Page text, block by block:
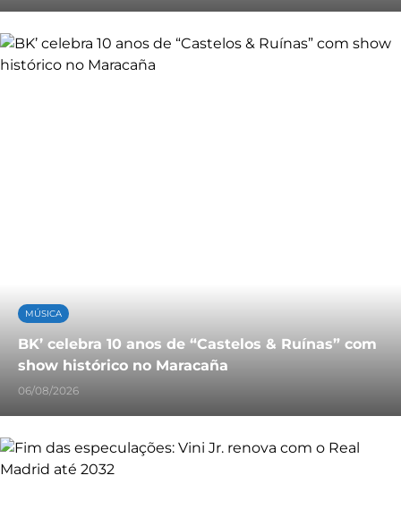
MÚSICA
BK’ celebra 10 anos de “Castelos & Ruínas” com
show histórico no Maracaña
06/08/2026